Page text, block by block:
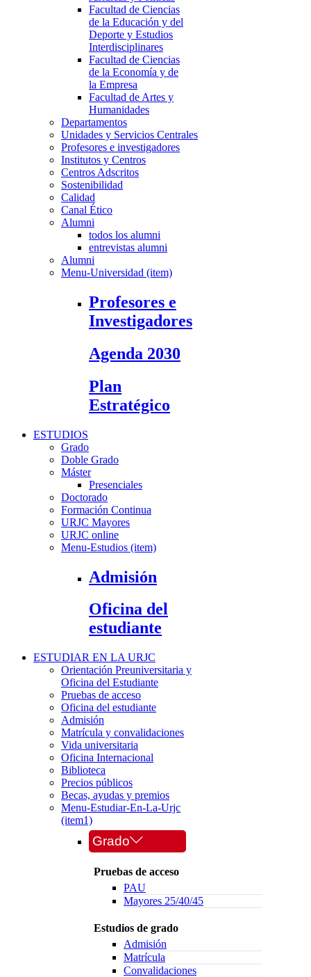
Facultad de Ciencias
de la Educación y del
Deporte y Estudios
Interdisciplinares
Facultad de Ciencias
de la Economía y de
la Empresa
Facultad de Artes y
Humanidades
Departamentos
Unidades y Servicios Centrales
Profesores e investigadores
Institutos y Centros
Centros Adscritos
Sostenibilidad
Calidad
Canal Ético
Alumni
todos los alumni
entrevistas alumni
Alumni
Menu-Universidad (item)
Profesores e
Investigadores
Agenda 2030
Plan
Estratégico
ESTUDIOS
Grado
Doble Grado
Máster
Presenciales
Doctorado
Formación Continua
URJC Mayores
URJC online
Menu-Estudios (item)
Admisión
Oficina del
estudiante
ESTUDIAR EN LA URJC
Orientación Preuniversitaria y
Oficina del Estudiante
Pruebas de acceso
Oficina del estudiante
Admisión
Matrícula y convalidaciones
Vida universitaria
Oficina Internacional
Biblioteca
Precios públicos
Becas, ayudas y premios
Menu-Estudiar-En-La-Urjc
(item1)
Grado
Pruebas de acceso
PAU
Mayores 25/40/45
Estudios de grado
Admisión
Matrícula
Convalidaciones